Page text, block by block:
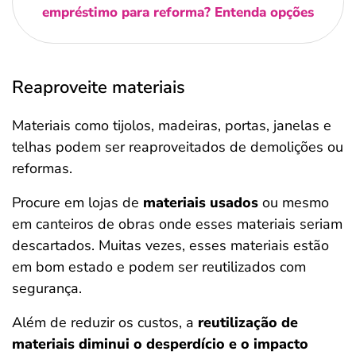
empréstimo para reforma? Entenda opções
Reaproveite materiais
Materiais como tijolos, madeiras, portas, janelas e
telhas podem ser reaproveitados de demolições ou
reformas.
Procure em lojas de materiais usados ou mesmo
em canteiros de obras onde esses materiais seriam
descartados. Muitas vezes, esses materiais estão
em bom estado e podem ser reutilizados com
segurança.
Além de reduzir os custos, a reutilização de
materiais diminui o desperdício e o impacto